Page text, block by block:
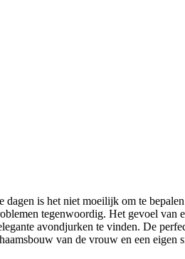
dagen is het niet moeilijk om te
tegenwoordig. Het gevoel van
avondjurken te vinden. De
van de vrouw en een eigen